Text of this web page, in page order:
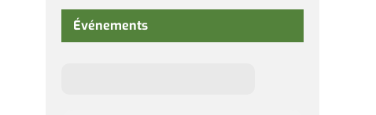
Événements